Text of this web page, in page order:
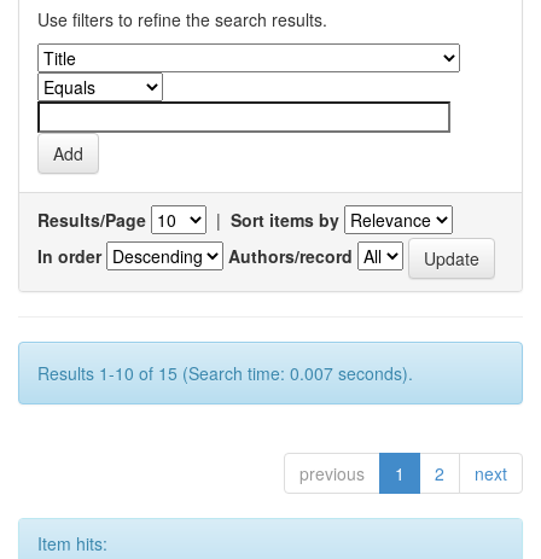
Use filters to refine the search results.
Results/Page | Sort items by
In order
Authors/record
Results 1-10 of 15 (Search time: 0.007 seconds).
previous 1 2 next
Item hits: